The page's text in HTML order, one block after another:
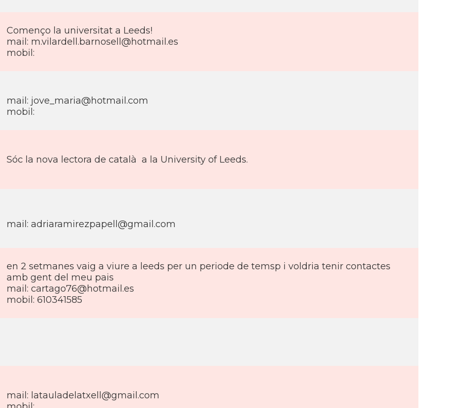
Començo la universitat a Leeds!
mail: m.vilardell.barnosell@hotmail.es
mobil:
mail: jove_maria@hotmail.com
mobil:
Sóc la nova lectora de català a la University of Leeds.
mail: adriaramirezpapell@gmail.com
en 2 setmanes vaig a viure a leeds per un periode de temsp i voldria tenir contactes
amb gent del meu pais
mail: cartago76@hotmail.es
mobil: 610341585
mail: latauladelatxell@gmail.com